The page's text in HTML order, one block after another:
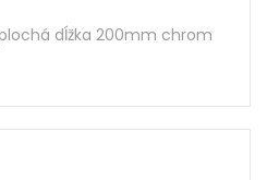
dĺžka 200mm chrom